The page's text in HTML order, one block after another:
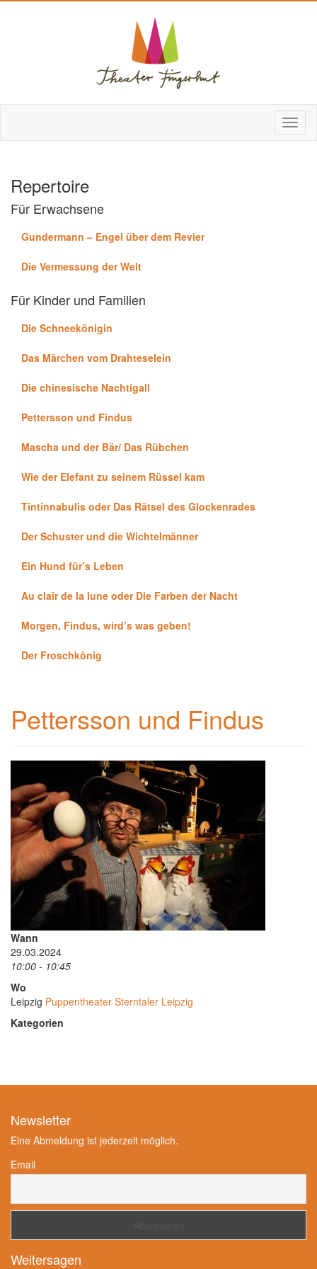
Repertoire
Für Erwachsene
Gundermann – Engel über dem Revier
Die Vermessung der Welt
Für Kinder und Familien
Die Schneekönigin
Das Märchen vom Drahteselein
Die chinesische Nachtigall
Pettersson und Findus
Mascha und der Bär/ Das Rübchen
Wie der Elefant zu seinem Rüssel kam
Tintinnabulis oder Das Rätsel des Glockenrades
Der Schuster und die Wichtelmänner
Ein Hund für’s Leben
Au clair de la lune oder Die Farben der Nacht
Morgen, Findus, wird’s was geben!
Der Froschkönig
Pettersson und Findus
Wann
29.03.2024
10:00 - 10:45
Wo
Leipzig Puppentheater Sterntaler Leipzig
Kategorien
Newsletter
Eine Abmeldung ist jederzeit möglich.
Email
Weitersagen